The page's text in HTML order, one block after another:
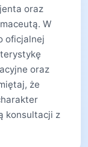
oraz
W
oficjalnej
oraz
że
konsultacji z